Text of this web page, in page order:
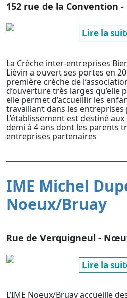
152 rue de la Convention -
Lire la
La Crèche inter-entreprises
Liévin a ouvert ses portes en
première crèche de
d’ouverture très larges qu’elle
elle permet d’accueillir les
travaillant dans les entreprises
L’établissement est destiné
demi à 4 ans dont les parents
entreprises partenaires
IME Michel
Noeux/Bruay
Rue de Verquigneul -
Lire la
L’IME Noeux/Bruay accueille